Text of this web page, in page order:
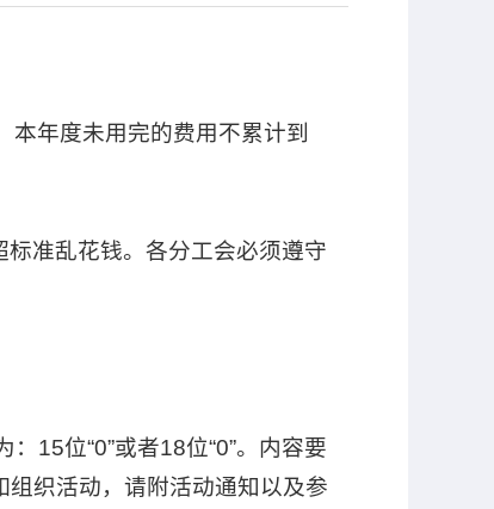
年度未用完的费用不累计到
准乱花钱。各分工会必须遵守
15位“0”或者18位“0”。内容要
织活动，请附活动通知以及参